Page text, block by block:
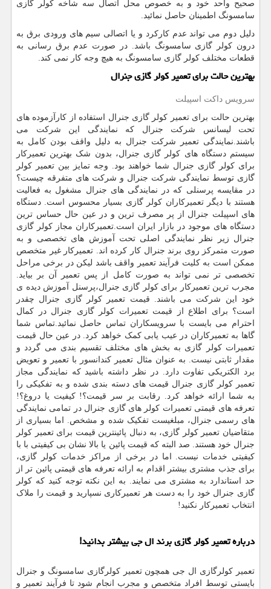
صحیح واحد خود و به خصوص محل اتصال سه شاخه کولر گازی
سامسونگ اطمینان حاصل نمائید.
دلیل دوم می تواند عدم کارکرد و یا اتصالی سیم های ورودی برق به
درون کولر گازی سامسونگ باشد. در صورت عدم برق رسانی به
قطعات مختلف کولر گازی سامسونگ به هیچ وجه کار نمی کند.
بهترین حالت برای تعمیر کولر گازی جنرال
سرویس داکت اسپیلت
بهترین حالت برای تعمیر کولر گازی جنرال استفاده از کارآزموده های
تحت لیسانس شرکت جنرال که نمایندگی این شرکت می
باشند.نمایندگی تعمیر شرکت جنرال به دلیل واقف بودن کامل به
سیستم دستگاه های کولر گازی جنرال، بدون شک بهترین تعمیرکار
برای کولر گازی جنرال شما خواهند بود. وجه تمایز بین تعمیر کولر
گازی توسط نمایندگی شرکت جنرال و شرکت های متفرقه چیست؟
در مقایسه پرسنلی که در نمایندگی های جنرال مشغول به فعالیت
هستند با دیگر تعمیرکاران کولر گازی بسیار محسوس است. دستگاه
های اسپیلت جنرال از پر مصرف ترین و در عین حال حساس ترین
دستگاه های موجود در بازار ایران است.تعمیرکاران مجاز کولر گازی
جنرال زیر نظر نمایندگی اصلی تحت آموزش های تخصصی و به
صورت متمرکز روی برند جنرال کار کرده اند. تعمیرکار غیر متخصص
ممکن است به کلیت فرآیند تعمیر واقف باشد لیکن در برخی مراحل
تخصصی تر نمی تواند به صورت کامل از پس تعمیر آن بر بیاید.
مجرب ترین تعمیرکار برای کولر گازی جنرال،پرسنل آموزش دیده ی
خود این شرکت می باشند. قیمت تعمیر کولر گازی جنرال چقدر
است؟ برای اطلاع از قیمت تعمیرات کولر گازی جنرال در کمال
احترام می بایست با سرویسکاران تماس حاصل نمائید.تماس شما
گاها به تعمیرکاران در عیب یابی کمک خواهد کرد. در عین حال قیمت
تعمیرات کولر گازی به بخش های مختلف تقسیم بندی می گردد و
مقدار ثابتی نیست. به عنوان مثال تعمیر کندانسور با تعمیر و تعویض
برد الکتریکی تفاوت دارد. در نظر داشته باشید که نمایندگی مجاز
تعمیر کولر گازی جنرال قیمت های دسته بندی شده و به تفکیکی را
به شما ارائه خواهد کرد. رقابت بر سر قیمت؟! کیفیت یا دروغ؟!
تعرفه های قیمتی تعمیرات کولر های گازی جنرال در تمامی نمایندگی
های رسمی جنرال، مبلغیست تفکیک شده و مشخص. اما بسیاری از
متقاضیان تعمیر کولر گازی، به دنبال پائینترین قیمت برای تعمیر کولر
جنرال خود هستند. صد البته که قیمت پائین یا بالا نشان بی کیفیتی با با
کیفیتی خدمات نیست. اما در برخی از مراکز خدمات کولر گازی،
برای جذب مشتری بیشتر اقدام به ارائه تعرفه های قیمتی پائین تر از
حد استاندارد به مشتری می نمایند. به این نکته توجه کنید که کولر
گازی جنرال خود را به دست هر تعمیرکاری نسپارید و قیمت را ملاک
انتخاب تعمیرکار نکنید!
درباره تعمیر کولر گازی برند ال جی بیشتر بدانید!
تعمیر کولرگازی ال جی همچون تعمیر کولرگازی سامسونگ و جنرال
بایستی توسط افراد متخصص و مجرب انجام شود تا فرآیند تعمیر و